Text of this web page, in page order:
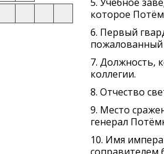
которое
6. Первый
7. Должность,
коллегии.
8. Отчество
9. Место
генерал
10. Имя